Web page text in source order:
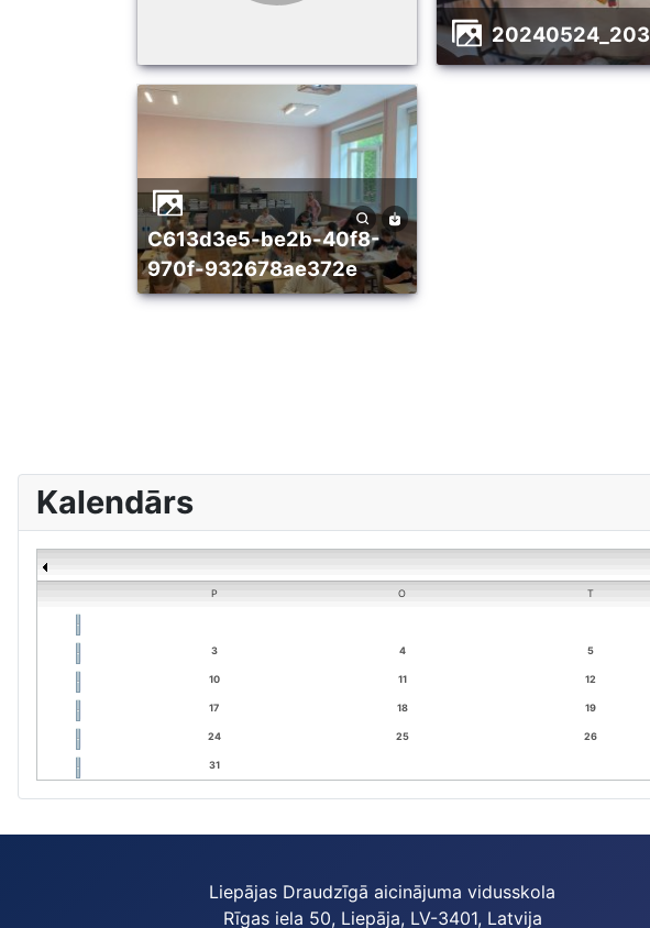
c613d3e5-be2b-40f8-
970f-932678ae372e
Kalendārs
P O T
3 4 5
10 11 12
17 18 19
24 25 26
31
Liepājas Draudzīgā aicinājuma vidusskola
Rīgas iela 50, Liepāja, LV-3401, Latvija